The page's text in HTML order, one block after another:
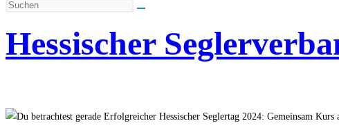
Hessischer